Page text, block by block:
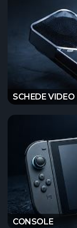
SCHEDE VIDEO
CONSOLE